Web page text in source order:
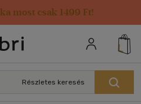
most csak 1499 Ft!
adatai
Részletes keresés